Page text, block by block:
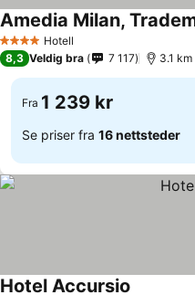
4 StjernerHotell
Se priser
8,3 Veldig bra 7 117 3.1
Fra 1 239 kr
Se priser fra 16 nettsteder
Hotel Accursio